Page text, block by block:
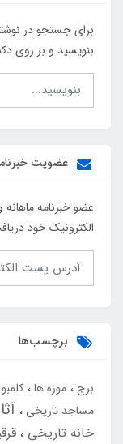
برای جستجو در
بنویسید و بر روی
عضویت
عضو خبرنامه
الکترونیک خود
برچسب‌ها
برج موزه ها کلمبو
مساجد تاریخی
خانه تاریخی